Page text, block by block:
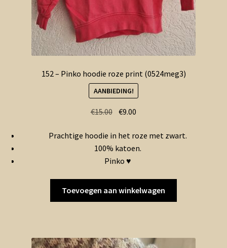
152 – Pinko hoodie roze print (0524meg3)
AANBIEDING!
€15.00 Oorspronkelijke
was:
€15.00.
€9.00
is:
€9.00.
Prachtige hoodie in het roze met zwart.
100% katoen.
Pinko ♥
Toevoegen aan winkelwagen